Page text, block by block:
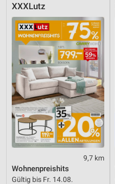
XXXLutz
9,7 km
Wohnenpreishits
Gültig bis Fr. 14.08.